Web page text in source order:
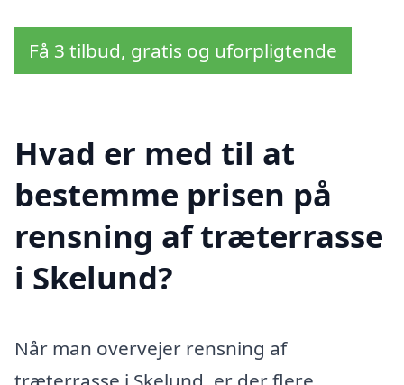
Få 3 tilbud, gratis og uforpligtende
Hvad er med til at
bestemme prisen på
rensning af træterrasse
i Skelund?
Når man overvejer rensning af